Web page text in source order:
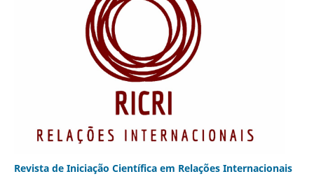
Revista de Iniciação Científica em Relações Internacionais